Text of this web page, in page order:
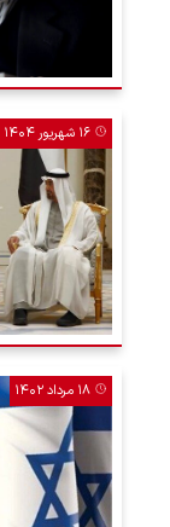
۱۶ شهریور ۱۴۰۴
۱۸ مرداد ۱۴۰۲